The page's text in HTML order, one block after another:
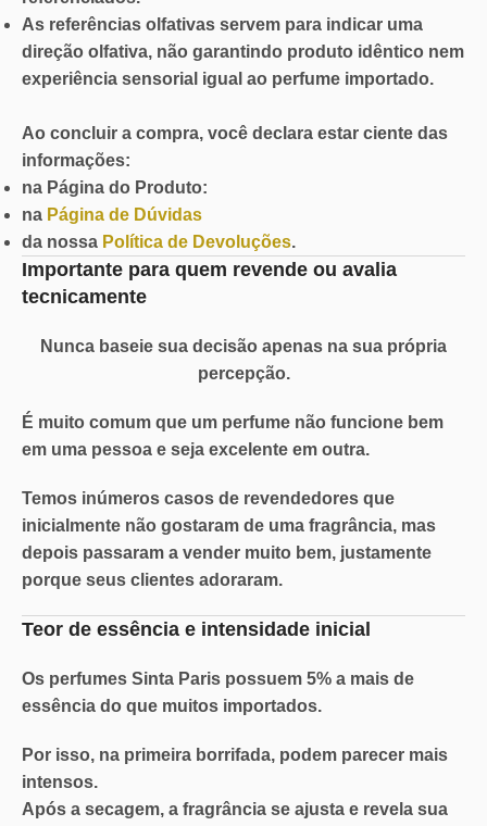
As referências olfativas servem para indicar uma
direção olfativa, não garantindo produto idêntico nem
experiência sensorial igual ao perfume importado.
Ao concluir a compra, você declara estar ciente das
informações:
na Página do Produto:
na Página de Dúvidas
da nossa Política de Devoluções.
Importante para quem revende ou avalia
tecnicamente
Nunca baseie sua decisão apenas na sua própria
percepção.
É muito comum que um perfume não funcione bem
em uma pessoa e seja excelente em outra.
Temos inúmeros casos de revendedores que
inicialmente não gostaram de uma fragrância, mas
depois passaram a vender muito bem, justamente
porque seus clientes adoraram.
Teor de essência e intensidade inicial
Os perfumes Sinta Paris possuem 5% a mais de
essência do que muitos importados.
Por isso, na primeira borrifada, podem parecer mais
intensos.
Após a secagem, a fragrância se ajusta e revela sua